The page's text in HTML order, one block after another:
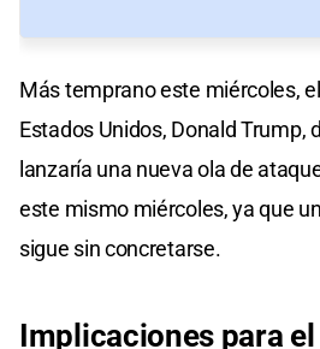
Más temprano este miércoles,
Estados Unidos, Donald Trump,
lanzaría una nueva ola de
este mismo miércoles, ya que
sigue sin concretarse.
Implicaciones para